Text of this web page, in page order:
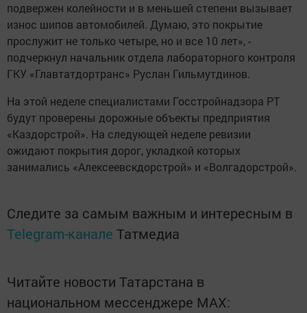
подвержен колейности и в меньшей степени вызывает
износ шипов автомобилей. Думаю, это покрытие
прослужит не только четыре, но и все 10 лет», -
подчеркнул начальник отдела лабораторного контроля
ГКУ «Главтатдортранс» Руслан Гильмутдинов.
На этой неделе специалистами Госстройнадзора РТ
будут проверены дорожные объекты предприятия
«Каздорстрой». На следующей неделе ревизии
ожидают покрытия дорог, укладкой которых
занимались «Алексеевскдорстрой» и «Волгадорстрой».
Следите за самым важным и интересным в
Telegram-канале Татмедиа
Читайте новости Татарстана в
национальном мессенджере MАХ: